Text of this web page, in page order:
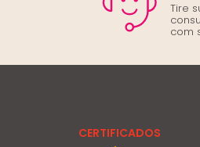
Tire
com
CERTIFICADOS